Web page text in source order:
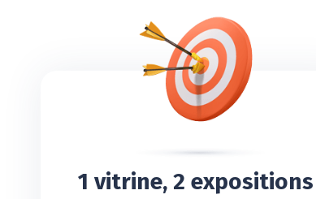
1 vitrine, 2 expositions